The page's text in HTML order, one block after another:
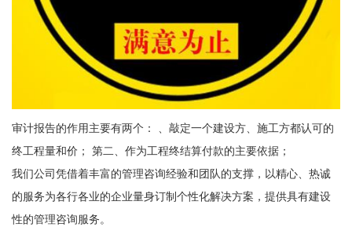
审计报告的作用主要有两个： 、敲定一个建设方、施工方都认可的
终工程量和价； 第二、作为工程终结算付款的主要依据；
我们公司凭借着丰富的管理咨询经验和团队的支撑，以精心、热诚
的服务为各行各业的企业量身订制个性化解决方案，提供具有建设
性的管理咨询服务。